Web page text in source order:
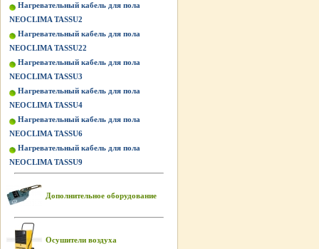
Нагревательный кабель для пола
NEOCLIMA TASSU2
Нагревательный кабель для пола
NEOCLIMA TASSU22
Нагревательный кабель для пола
NEOCLIMA TASSU3
Нагревательный кабель для пола
NEOCLIMA TASSU4
Нагревательный кабель для пола
NEOCLIMA TASSU6
Нагревательный кабель для пола
NEOCLIMA TASSU9
Дополнительное оборудование
Осушители воздуха